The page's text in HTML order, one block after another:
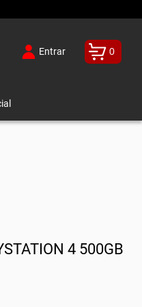
Entrar 0
4 500GB